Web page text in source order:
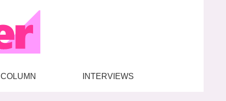
COLUMN INTERVIEWS